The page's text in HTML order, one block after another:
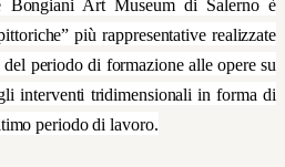
Bongiani Art Museum di Salerno è
più rappresentative realizzate
periodo di formazione alle opere su
interventi tridimensionali in forma di
periodo di lavoro.